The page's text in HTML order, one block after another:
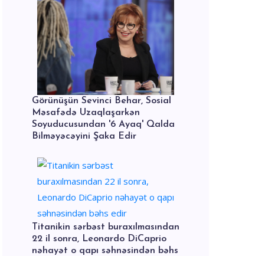
Görünüşün Sevinci Behar, Sosial
Məsafədə Uzaqlaşarkən
Soyuducusundan '6 Ayaq' Qalda
Bilməyəcəyini Şaka Edir
Titanikin sərbəst buraxılmasından
22 il sonra, Leonardo DiCaprio
nəhayət o qapı səhnəsindən bəhs